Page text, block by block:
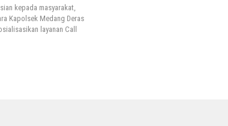
kepada masyarakat,
Kapolsek Medang Deras
layanan Call